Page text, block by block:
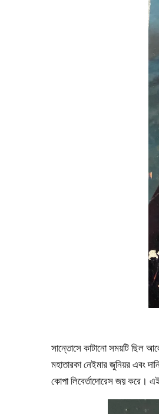
সান্তোসে কাটানো সময়টি ছিল
মহাতারকা নেইমার জুনিয়র এবং
কোপা লিবের্তাদোরেস জয় করে।